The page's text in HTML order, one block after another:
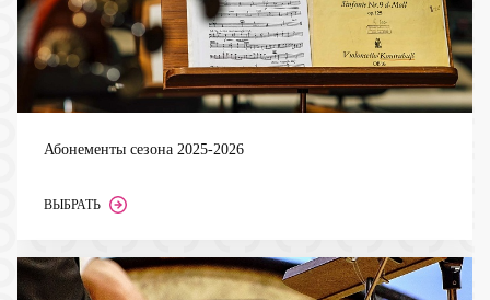
Абонементы сезона 2025-2026
ВЫБРАТЬ